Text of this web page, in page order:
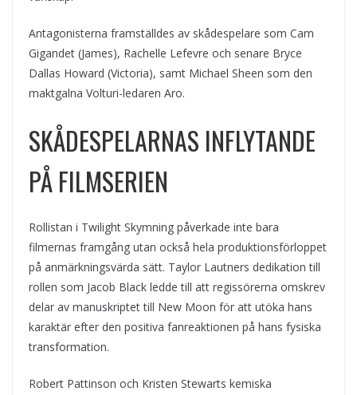
Antagonisterna framställdes av skådespelare som Cam
Gigandet (James), Rachelle Lefevre och senare Bryce
Dallas Howard (Victoria), samt Michael Sheen som den
maktgalna Volturi-ledaren Aro.
SKÅDESPELARNAS INFLYTANDE
PÅ FILMSERIEN
Rollistan i Twilight Skymning påverkade inte bara
filmernas framgång utan också hela produktionsförloppet
på anmärkningsvärda sätt. Taylor Lautners dedikation till
rollen som Jacob Black ledde till att regissörerna omskrev
delar av manuskriptet till New Moon för att utöka hans
karaktär efter den positiva fanreaktionen på hans fysiska
transformation.
Robert Pattinson och Kristen Stewarts kemiska